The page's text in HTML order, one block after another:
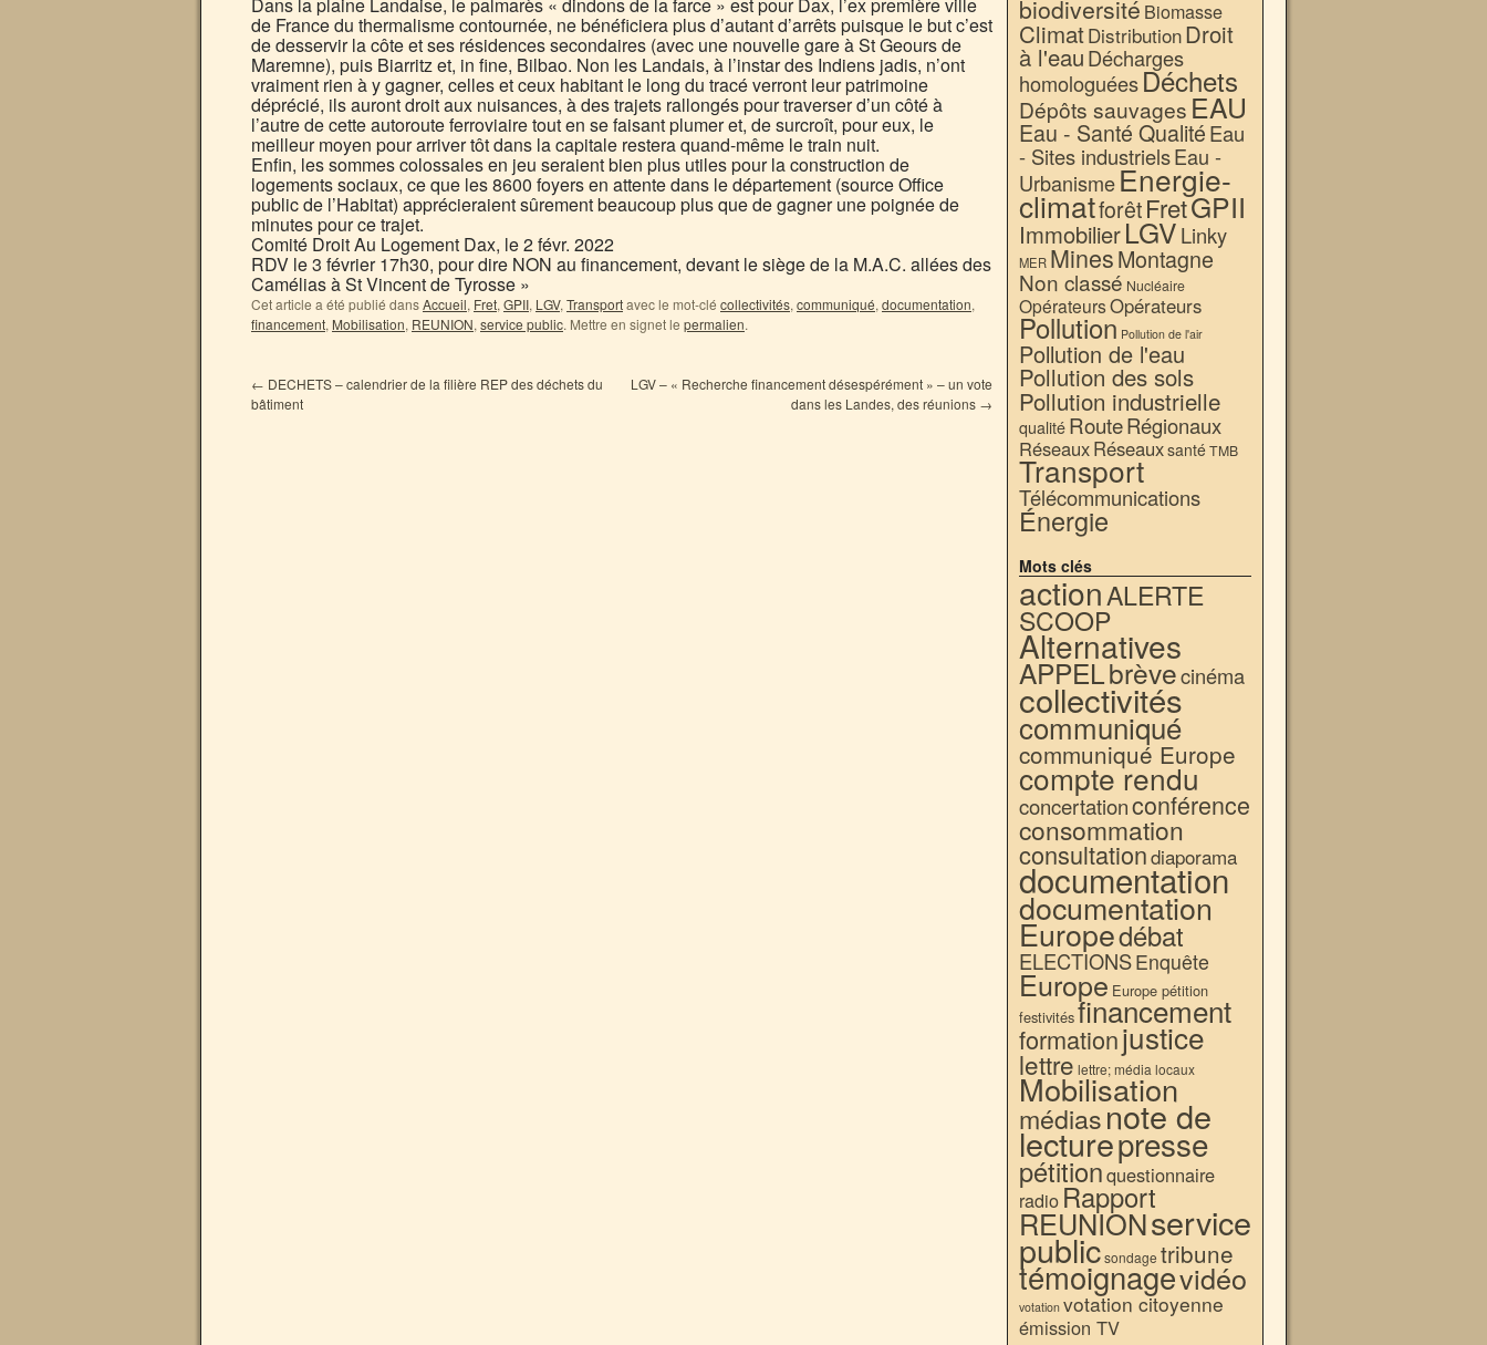
de France du thermalisme contournée, ne bénéficiera plus d’autant d’arrêts puisque le but c’est
de desservir la côte et ses résidences secondaires (avec une nouvelle gare à St Geours de
Maremne), puis Biarritz et, in fine, Bilbao. Non les Landais, à l’instar des Indiens jadis, n’ont
vraiment rien à y gagner, celles et ceux habitant le long du tracé verront leur patrimoine
déprécié, ils auront droit aux nuisances, à des trajets rallongés pour traverser d’un côté à
l’autre de cette autoroute ferroviaire tout en se faisant plumer et, de surcroît, pour eux, le
meilleur moyen pour arriver tôt dans la capitale restera quand-même le train nuit.
Enfin, les sommes colossales en jeu seraient bien plus utiles pour la construction de
logements sociaux, ce que les 8600 foyers en attente dans le département (source Office
public de l’Habitat) apprécieraient sûrement beaucoup plus que de gagner une poignée de
minutes pour ce trajet.
Comité Droit Au Logement Dax, le 2 févr. 2022
RDV le 3 février 17h30, pour dire NON au financement, devant le siège de la M.A.C. allées des
Camélias à St Vincent de Tyrosse »
Cet article a été publié dansAccueil, Fret, GPII, LGV, Transportavec le mot-clé collectivités, communiqué, documentation,
financement, Mobilisation, REUNION, service public. Mettre en signet le permalien.
← DECHETS – calendrier de la filière REP des déchets du
bâtiment
LGV – « Recherche financement désespérément » – un vote
dans les Landes, des réunions →
biodiversité Biomasse
ClimatDistributionDroit
à l'eauDécharges
homologuéesDéchets
Dépôts sauvages EAU
Eau - Santé QualitéEau
- Sites industrielsEau -
UrbanismeEnergie-
climatforêtFretGPII
ImmobilierLGVLinky
MER MinesMontagne
Non classé Nucléaire
OpérateursOpérateurs
Pollution Pollution de l'air
Pollution de l'eau
Pollution des sols
Pollution industrielle
qualité RouteRégionaux
RéseauxRéseauxsantéTMB
Transport
Télécommunications
Énergie
Mots clés
actionALERTE
SCOOP
Alternatives
APPELbrèvecinéma
collectivités
communiqué
communiqué Europe
compte rendu
concertationconférence
consommation
consultationdiaporama
documentation
documentation
Europedébat
ELECTIONSEnquête
Europe Europe pétition
festivitésfinancement
formationjustice
lettre lettre; média locaux
Mobilisation
médiasnote de
lecturepresse
pétitionquestionnaire
radio Rapport
REUNIONservice
publicsondage tribune
témoignagevidéo
votation votation citoyenne
émission TV